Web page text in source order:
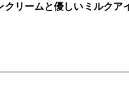
リームと優しいミルクア